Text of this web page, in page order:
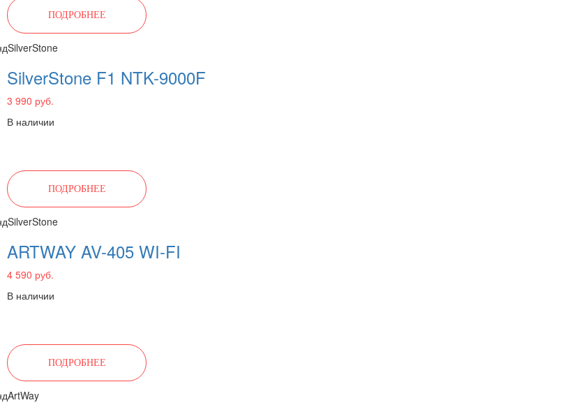
ПОДРОБНЕЕ
SilverStone
SilverStone F1 NTK-9000F
3 990 руб.
В наличии
ПОДРОБНЕЕ
SilverStone
ARTWAY AV-405 WI-FI
4 590 руб.
В наличии
ПОДРОБНЕЕ
ArtWay